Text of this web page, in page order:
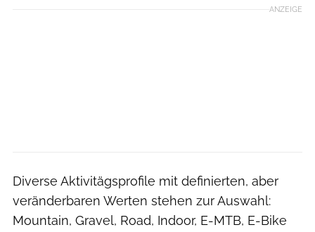
ANZEIGE
Diverse Aktivitägsprofile mit definierten, aber
veränderbaren Werten stehen zur Auswahl:
Mountain, Gravel, Road, Indoor, E-MTB, E-Bike